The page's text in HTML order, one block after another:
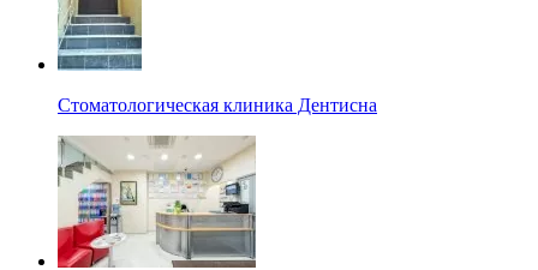
Стоматологическая клиника Дентисна